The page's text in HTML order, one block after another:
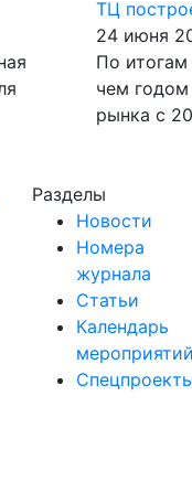
ТЦ
24 июня
По
чем
рынка с
Разделы
Новости
Номера
журнала
Статьи
Календарь
мероприятий